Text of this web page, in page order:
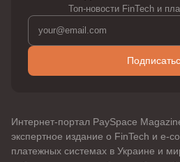
Топ-новости FinTech и
Интернет-портал PaySpace
экспертное издание о FinTech и e-
платежных системах в Украине и